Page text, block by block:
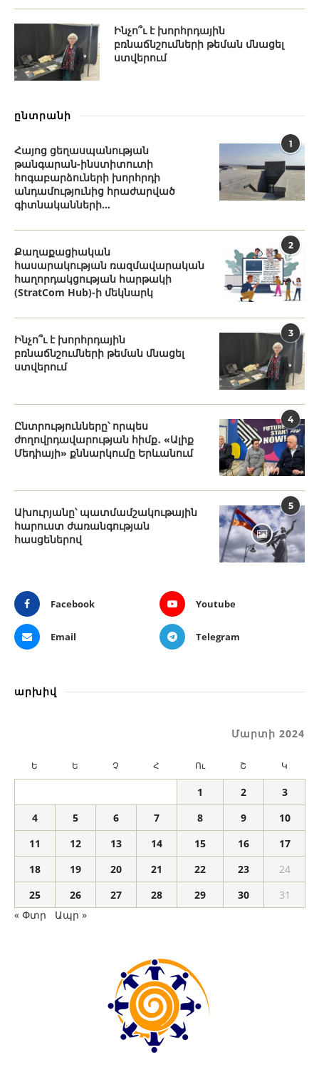
Ինչո՞ւ է խորհրդային
բռնաճնշումների թեման մնացել
ստվերում
ընտրանի
1
Հայոց ցեղասպանության
թանգարան-ինստիտուտի
հոգաբարձուների խորհրդի
անդամությունից հրաժարված
գիտնականների...
2
Քաղաքացիական
հասարակության ռազմավարական
հաղորդակցության հարթակի
(StratCom Hub)-ի մեկնարկ
3
Ինչո՞ւ է խորհրդային
բռնաճնշումների թեման մնացել
ստվերում
4
Ընտրությունները՝ որպես
ժողովրդավարության հիմք․ «Ալիք
Մեդիայի» քննարկումը Երևանում
5
Ախուրյանը՝ պատմամշակութային
հարուստ ժառանգության
հասցեներով
Facebook Youtube
Email Telegram
արխիվ
Մարտի 2024
Ե Ե Չ Հ Ու Շ Կ
1 2
3
4
5 6 7 8 9
10
11
12 13 14 15 16
17
18
19 20 21 22 23
24
25
26 27 28 29 30
31
« Փտր
Ապր »